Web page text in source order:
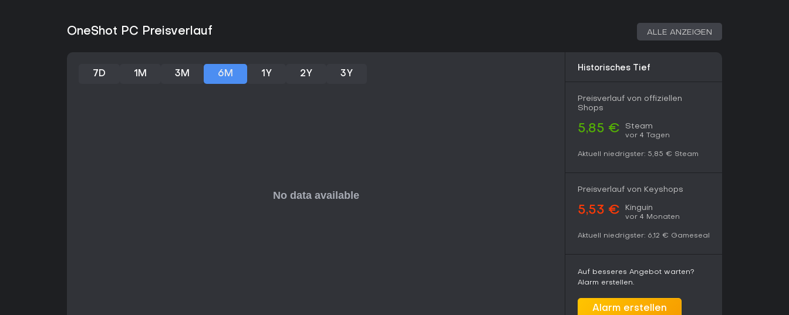
Wenn du Puzzle-Adventures magst, die gängige Grenzen sprengen und eine
herzliche Narrative bieten, ist dieser Titel stark empfehlenswert. Er eignet sich
zur Tiefe ist es aufgrund der konstanten Anerkennung eine klare Empfehlung.
OneShot PC Preisverlauf ALLE ANZEIGEN
7D 1M 3M 6M 1Y 2Y 3Y
Historisches Tief
Preisverlauf von offiziellen
Shops
5,85 € Steam
vor 4 Tagen
Aktuell niedrigster: 5,85 € Steam
Preisverlauf von Keyshops
5,53 € Kinguin
vor 4 Monaten
Aktuell niedrigster: 6,12 € Gameseal
Auf besseres Angebot warten?
Alarm erstellen.
Alarm erstellen